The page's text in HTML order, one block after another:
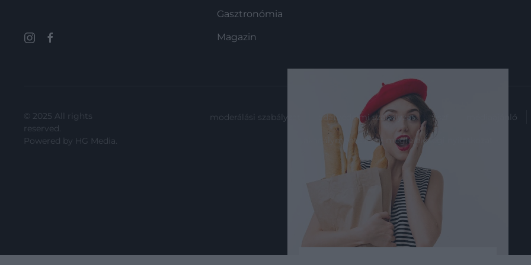
Gasztronómia
Magazin
© 2025 All rights
reserved.
Powered by HG Media.
moderálási szabályzat adatvédelmi szabályzat ászf médiaajánló
akadálymentességi megfelelőségi nyilatkozat